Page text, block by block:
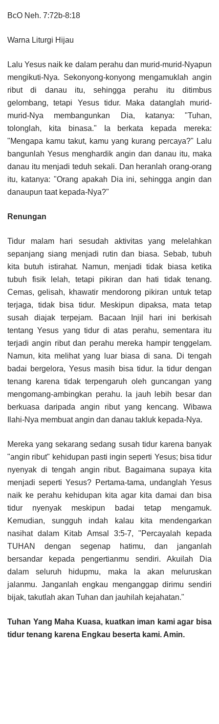
BcO Neh. 7:72b-8:18
Warna Liturgi Hijau
Lalu Yesus naik ke dalam perahu dan murid-murid-Nyapun
mengikuti-Nya. Sekonyong-konyong mengamuklah angin
ribut di danau itu, sehingga perahu itu ditimbus
gelombang, tetapi Yesus tidur. Maka datanglah murid-
murid-Nya membangunkan Dia, katanya: "Tuhan,
tolonglah, kita binasa." Ia berkata kepada mereka:
"Mengapa kamu takut, kamu yang kurang percaya?" Lalu
bangunlah Yesus menghardik angin dan danau itu, maka
danau itu menjadi teduh sekali. Dan heranlah orang-orang
itu, katanya: "Orang apakah Dia ini, sehingga angin dan
danaupun taat kepada-Nya?"
Renungan
Tidur malam hari sesudah aktivitas yang melelahkan
sepanjang siang menjadi rutin dan biasa. Sebab, tubuh
kita butuh istirahat. Namun, menjadi tidak biasa ketika
tubuh fisik lelah, tetapi pikiran dan hati tidak tenang.
Cemas, gelisah, khawatir mendorong pikiran untuk tetap
terjaga, tidak bisa tidur. Meskipun dipaksa, mata tetap
susah diajak terpejam. Bacaan Injil hari ini berkisah
tentang Yesus yang tidur di atas perahu, sementara itu
terjadi angin ribut dan perahu mereka hampir tenggelam.
Namun, kita melihat yang luar biasa di sana. Di tengah
badai bergelora, Yesus masih bisa tidur. la tidur dengan
tenang karena tidak terpengaruh oleh guncangan yang
mengomang-ambingkan perahu. la jauh lebih besar dan
berkuasa daripada angin ribut yang kencang. Wibawa
Ilahi-Nya membuat angin dan danau takluk kepada-Nya.
Mereka yang sekarang sedang susah tidur karena banyak
"angin ribut" kehidupan pasti ingin seperti Yesus; bisa tidur
nyenyak di tengah angin ribut. Bagaimana supaya kita
menjadi seperti Yesus? Pertama-tama, undanglah Yesus
naik ke perahu kehidupan kita agar kita damai dan bisa
tidur nyenyak meskipun badai tetap mengamuk.
Kemudian, sungguh indah kalau kita mendengarkan
nasihat dalam Kitab Amsal 3:5-7, "Percayalah kepada
TUHAN dengan segenap hatimu, dan janganlah
bersandar kepada pengertianmu sendiri. Akuilah Dia
dalam seluruh hidupmu, maka la akan meluruskan
jalanmu. Janganlah engkau menganggap dirimu sendiri
bijak, takutlah akan Tuhan dan jauhilah kejahatan."
Tuhan Yang Maha Kuasa, kuatkan iman kami agar bisa
tidur tenang karena Engkau beserta kami. Amin.